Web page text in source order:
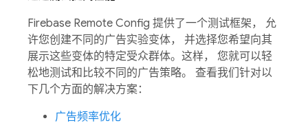
Firebase Remote Config 提供了一个测试框架， 允
许您创建不同的广告实验变体， 并选择您希望向其
展示这些变体的特定受众群体。这样， 您就可以轻
松地测试和比较不同的广告策略。 查看我们针对以
下几个方面的解决方案：
广告频率优化